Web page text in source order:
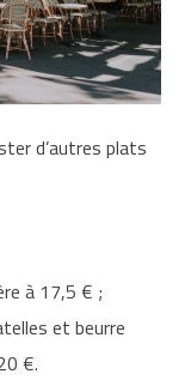
d’autres plats
à 17,5 € ;
et beurre
€.